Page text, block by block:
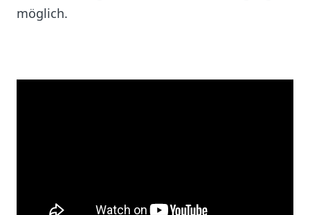
möglich.